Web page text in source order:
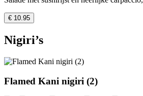
€ 10.95
Nigiri’s
Flamed Kani nigiri (2)